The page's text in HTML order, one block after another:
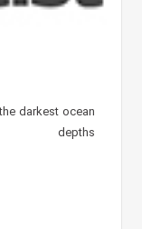
darkest ocean
depths